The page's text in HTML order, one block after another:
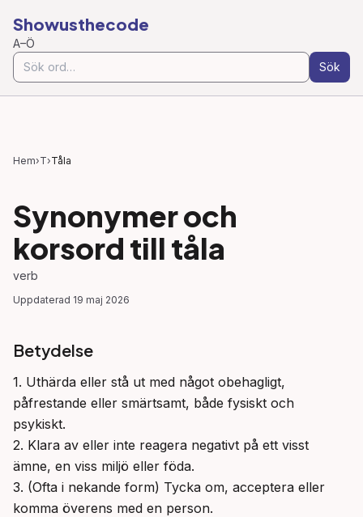
Showusthecode
A–Ö
Sök
Hem›T›Tåla
Synonymer och
korsord till tåla
verb
Uppdaterad 19 maj 2026
Betydelse
1. Uthärda eller stå ut med något obehagligt,
påfrestande eller smärtsamt, både fysiskt och
psykiskt.
2. Klara av eller inte reagera negativt på ett visst
ämne, en viss miljö eller föda.
3. (Ofta i nekande form) Tycka om, acceptera eller
komma överens med en person.